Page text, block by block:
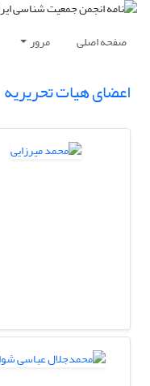
صفحه اصلی مرور
اعضای هیات تحریریه